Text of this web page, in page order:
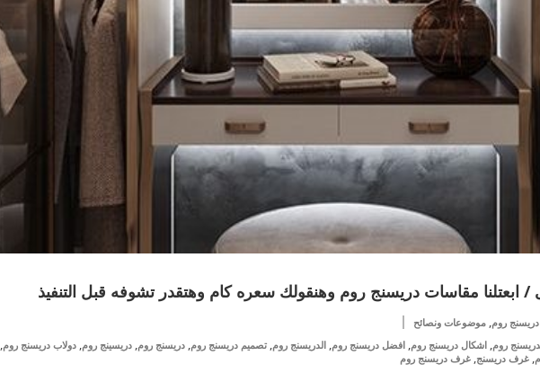
مقاسات دريسنج روم وهنقولك سعره كام وهتقدر تشوفه قبل التنفيذ
دريسنج روم, موضوعات ونصائح
روم, اشكال دريسنج روم, افضل دريسنج روم, الدريسنج روم, تصميم دريسنج روم, دريسنج روم, دريسينج روم, دولاب دريسنج روم,
, غرف دريسنج, غرف دريسنج روم